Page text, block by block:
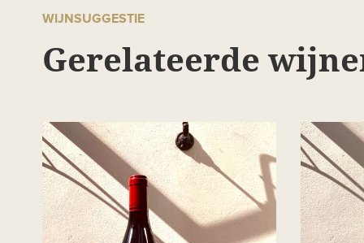
WIJNSUGGESTIE
Gerelateerde